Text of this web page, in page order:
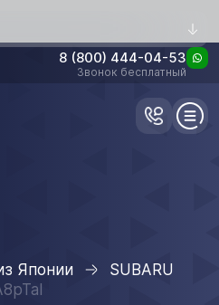
8 (800) 444-04-53
Звонок бесплатный
Японии
SUBARU